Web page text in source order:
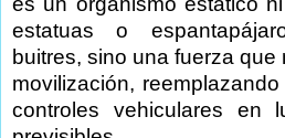
estatuas o
buitres, sino una fuerza
movilización,
controles vehiculares en